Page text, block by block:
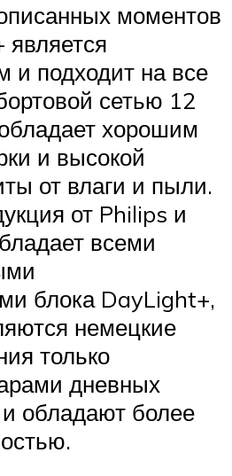
моментов
и подходит на все
сетью 12
хорошим
и высокой
от влаги и пыли.
от Philips и
всеми
блока DayLight+,
немецкие
только
дневных
обладают более